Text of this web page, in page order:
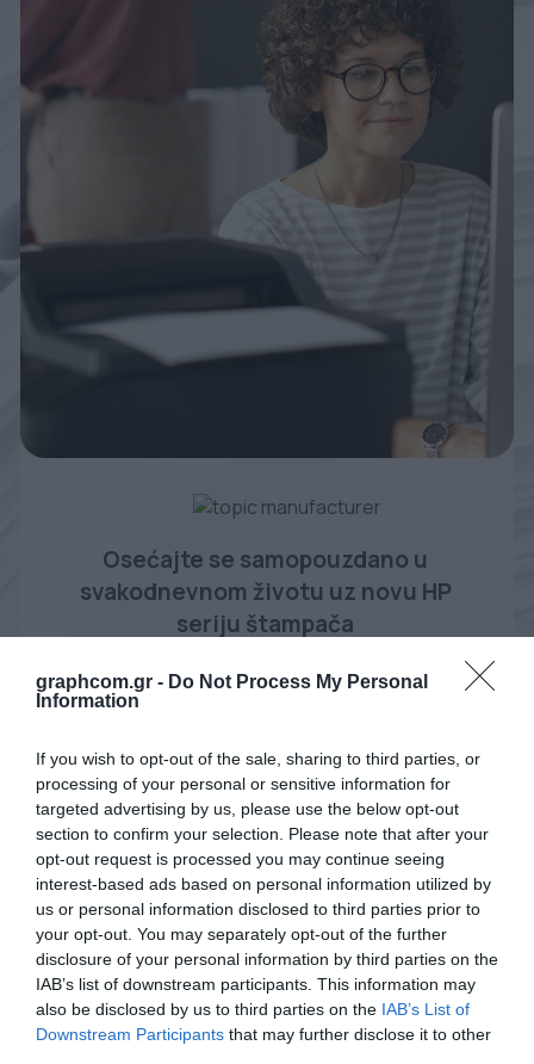
graphcom.gr - Do Not Process My Personal
Information
If you wish to opt-out of the sale, sharing to third parties, or
processing of your personal or sensitive information for
targeted advertising by us, please use the below opt-out
section to confirm your selection. Please note that after your
opt-out request is processed you may continue seeing
interest-based ads based on personal information utilized by
us or personal information disclosed to third parties prior to
your opt-out. You may separately opt-out of the further
disclosure of your personal information by third parties on the
IAB’s list of downstream participants. This information may
also be disclosed by us to third parties on the IAB’s List of
Downstream Participants that may further disclose it to other
Osećajte se samopouzdano u
svakodnevnom životu uz novu HP
seriju štampača
Popularni proizvodi